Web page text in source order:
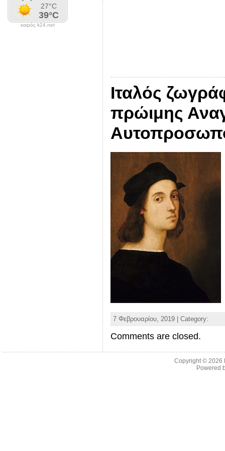
καιρός k24.net
Ιταλός
πρώιμης
7 Φεβρουαρίου, 2019 | Category:
Comments are closed.
Copyright © 2026
Powered